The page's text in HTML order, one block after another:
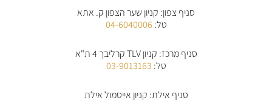
f
סניף צפון: קניון שער הצפון ק. אתא
טל:04-6040006
סניף מרכז: קניון TLV קרליבך 4 ת"א
טל:03-9013163
סניף אילת: קניון אייסמול אילת